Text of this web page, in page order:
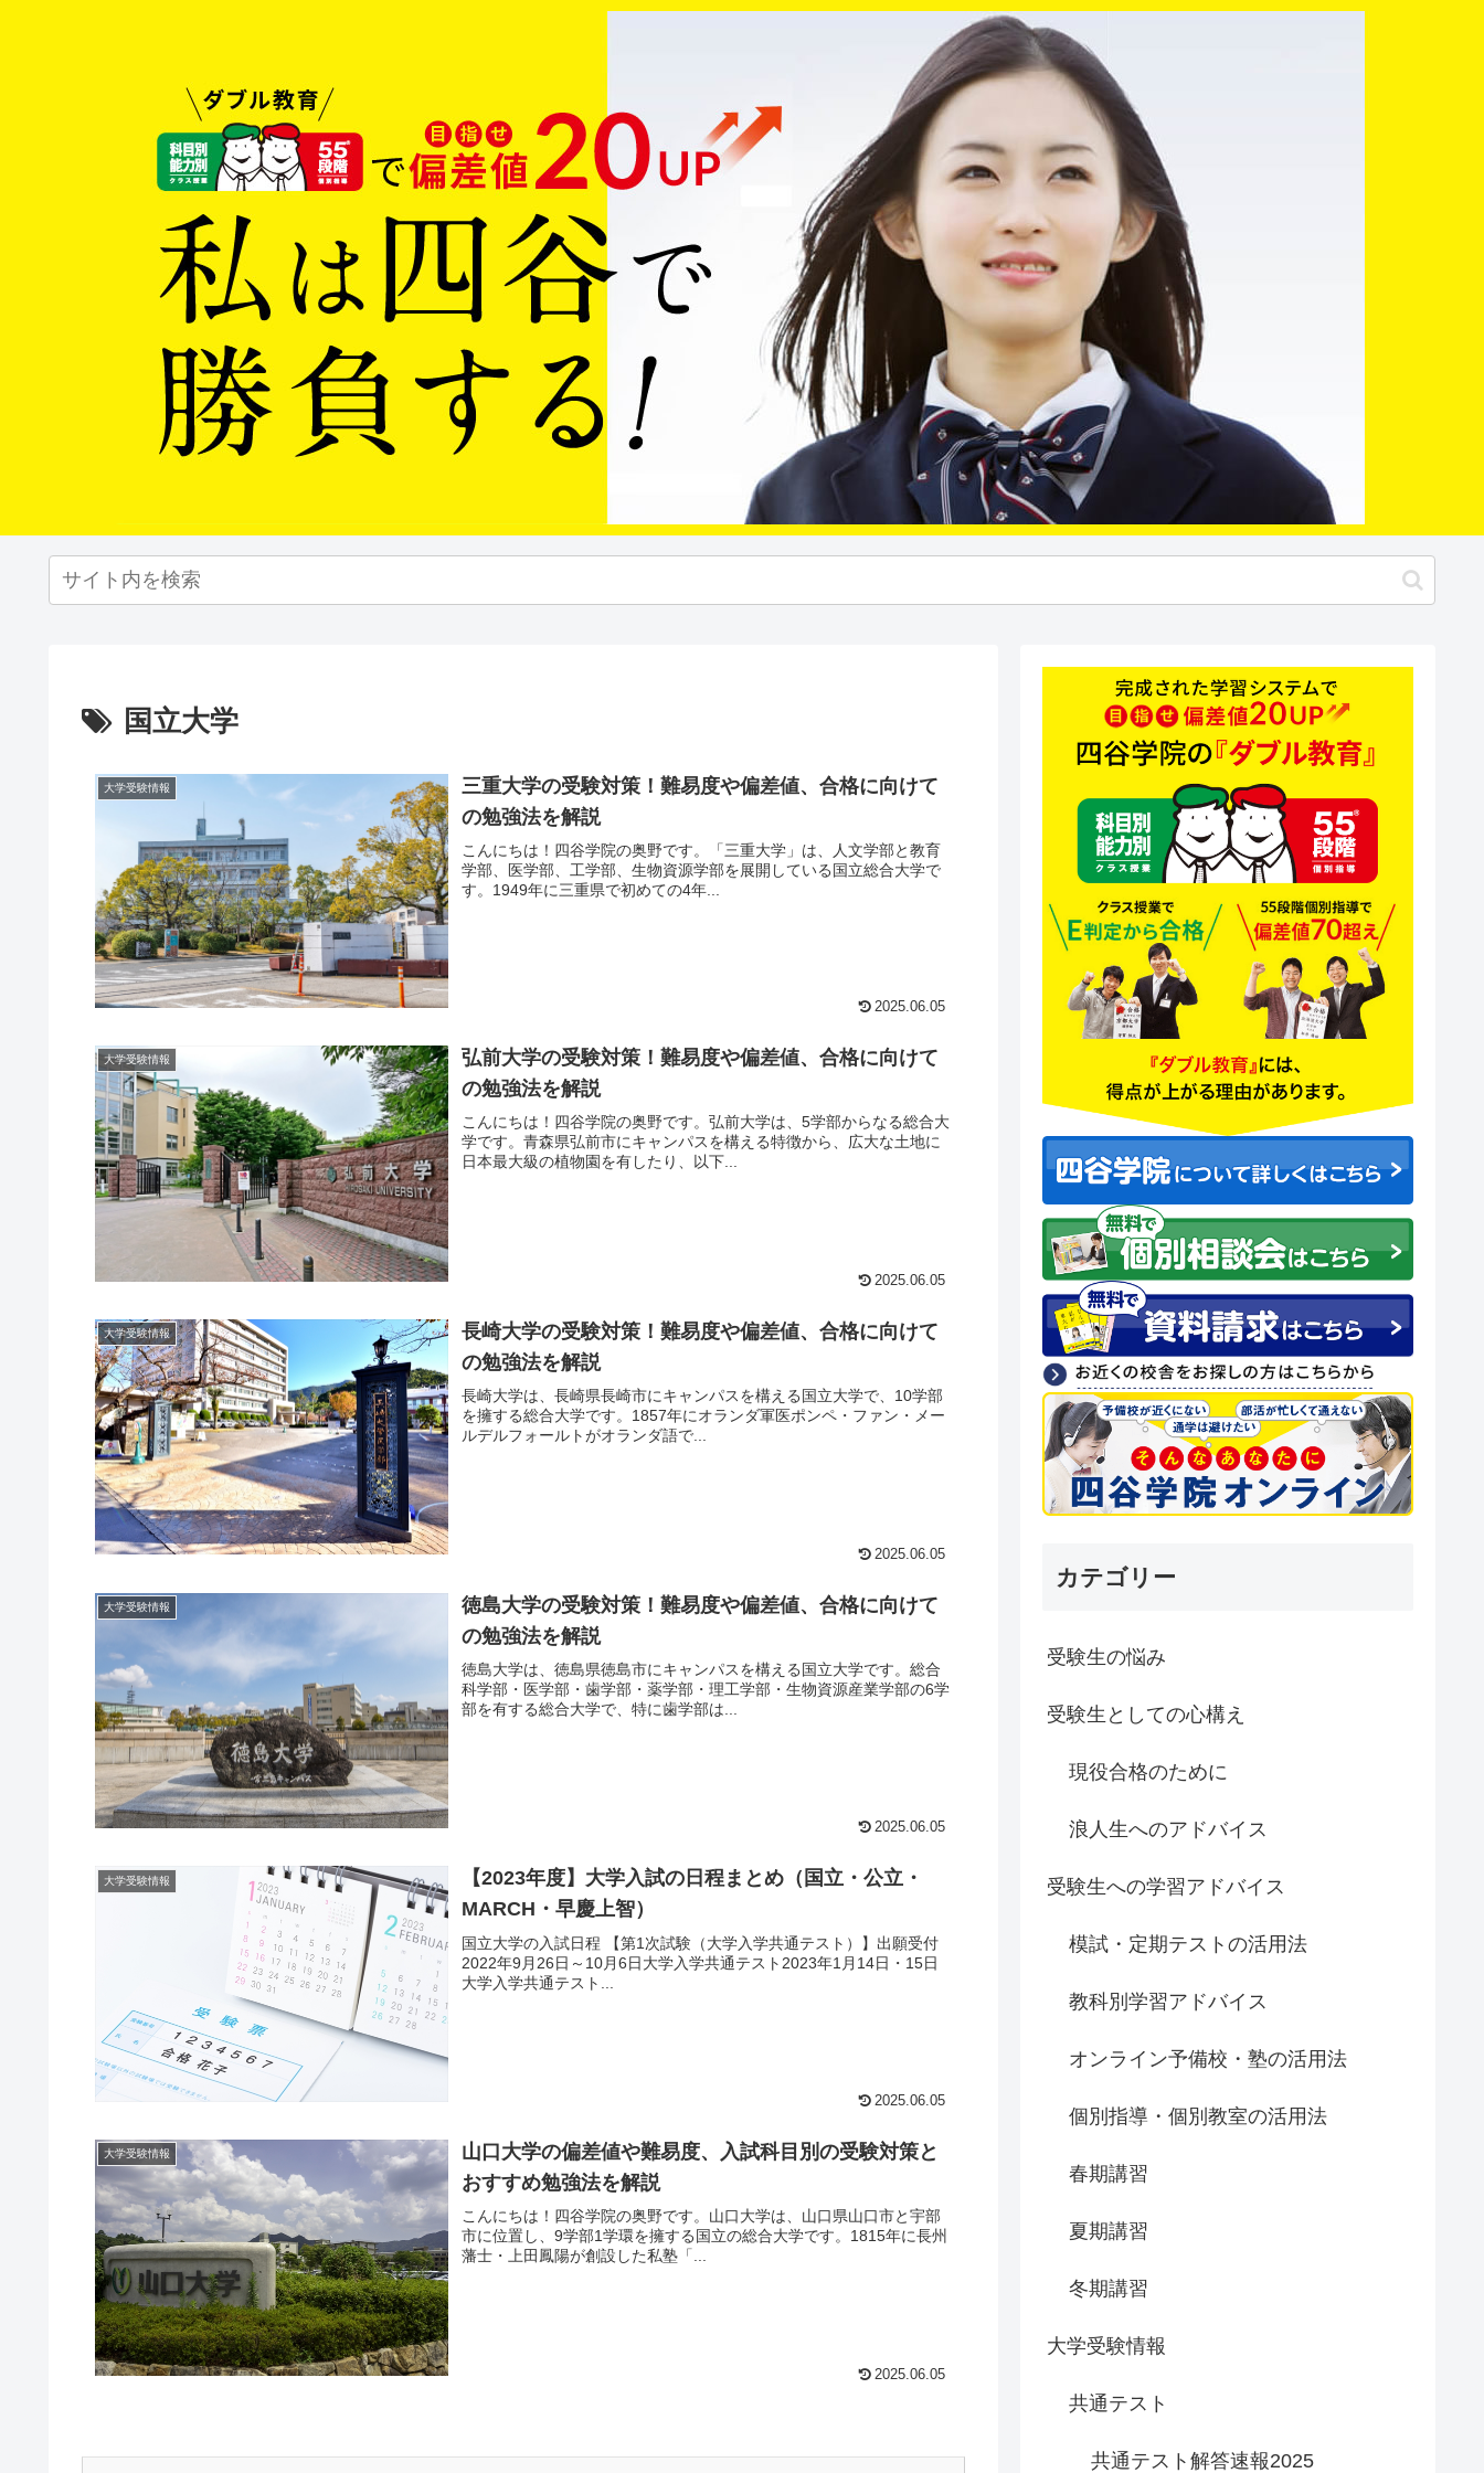
国立大学
大学受験情報
三重大学の受験対策！難易度や偏差値、合格に向けて
の勉強法を解説
こんにちは！四谷学院の奥野です。「三重大学」は、人文学部と教育
学部、医学部、工学部、生物資源学部を展開している国立総合大学で
す。1949年に三重県で初めての4年...
2025.06.05
大学受験情報
弘前大学の受験対策！難易度や偏差値、合格に向けて
の勉強法を解説
こんにちは！四谷学院の奥野です。弘前大学は、5学部からなる総合大
学です。青森県弘前市にキャンパスを構える特徴から、広大な土地に
日本最大級の植物園を有したり、以下...
2025.06.05
大学受験情報
長崎大学の受験対策！難易度や偏差値、合格に向けて
の勉強法を解説
長崎大学は、長崎県長崎市にキャンパスを構える国立大学で、10学部
を擁する総合大学です。1857年にオランダ軍医ポンペ・ファン・メー
ルデルフォールトがオランダ語で...
2025.06.05
大学受験情報
徳島大学の受験対策！難易度や偏差値、合格に向けて
の勉強法を解説
徳島大学は、徳島県徳島市にキャンパスを構える国立大学です。総合
科学部・医学部・歯学部・薬学部・理工学部・生物資源産業学部の6学
部を有する総合大学で、特に歯学部は...
2025.06.05
大学受験情報
【2023年度】大学入試の日程まとめ（国立・公立・
MARCH・早慶上智）
国立大学の入試日程 【第1次試験（大学入学共通テスト）】出願受付
2022年9月26日～10月6日大学入学共通テスト2023年1月14日・15日
大学入学共通テスト...
2025.06.05
大学受験情報
山口大学の偏差値や難易度、入試科目別の受験対策と
おすすめ勉強法を解説
こんにちは！四谷学院の奥野です。山口大学は、山口県山口市と宇部
市に位置し、9学部1学環を擁する国立の総合大学です。1815年に長州
藩士・上田鳳陽が創設した私塾「...
2025.06.05
カテゴリー
受験生の悩み
受験生としての心構え
現役合格のために
浪人生へのアドバイス
受験生への学習アドバイス
模試・定期テストの活用法
教科別学習アドバイス
オンライン予備校・塾の活用法
個別指導・個別教室の活用法
春期講習
夏期講習
冬期講習
大学受験情報
共通テスト
共通テスト解答速報2025